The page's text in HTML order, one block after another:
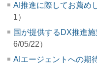
AI推進に際してお薦め
1）
国が提供するDX推進
6/05/22）
AIエージェントへの期